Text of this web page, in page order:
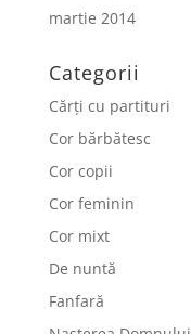
martie 2014
Categorii
Cărți cu partituri
Cor bărbătesc
Cor copii
Cor feminin
Cor mixt
De nuntă
Fanfară